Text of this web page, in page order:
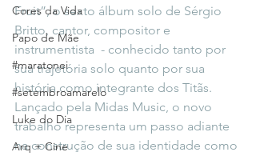
Cores da Vida
Papo de Mãe
#maratonei
#setembroamarelo
Luke do Dia
Arq + Cine
Fruit”, o sexto álbum solo de Sérgio
Britto, cantor, compositor e
instrumentista  - conhecido tanto por
sua trajetória solo quanto por sua
história como integrante dos Titãs.
Lançado pela Midas Music, o novo
trabalho representa um passo adiante
na construção de sua identidade como